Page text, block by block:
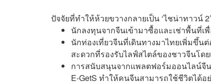
ปัจจัยที่ทำให้ห้วยขวางกลายเป็น ‘ไชน่าทาวน์ 2’
นักลงทุนจากจีนเข้ามาซื้อและเช่าพื้นที่
นักท่องเที่ยวจีนที่เดินทางมาไทยเพิ่มขึ้น
สะดวกที่รองรับไลฟ์สไตล์ของชาวจีนโดย
การสนับสนุนจากแพลตฟอร์มออนไลน์จีน
E-GetS ทำให้คนจีนสามารถใช้ชีวิตได้